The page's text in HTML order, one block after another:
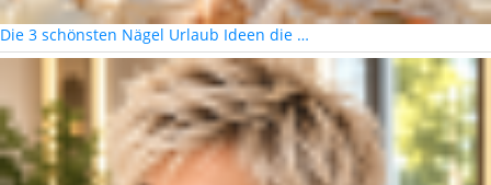
Die 3 schönsten Nägel Urlaub Ideen die …